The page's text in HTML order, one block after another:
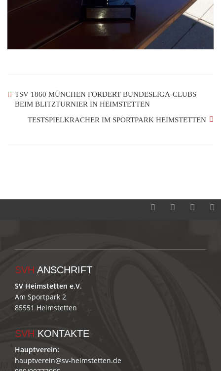
TSV 1860 MÜNCHEN FORDERT BUNDESLIGA-CLUBS
BEIM BLITZTURNIER IN HEIMSTETTEN
TESTSPIELKRACHER IM SPORTPARK HEIMSTETTEN
SVH ANSCHRIFT
SV Heimstetten e.V.
Am Sportpark 2
85551 Heimstetten
SVH KONTAKTE
Hauptverein:
hauptverein@sv-heimstetten.de